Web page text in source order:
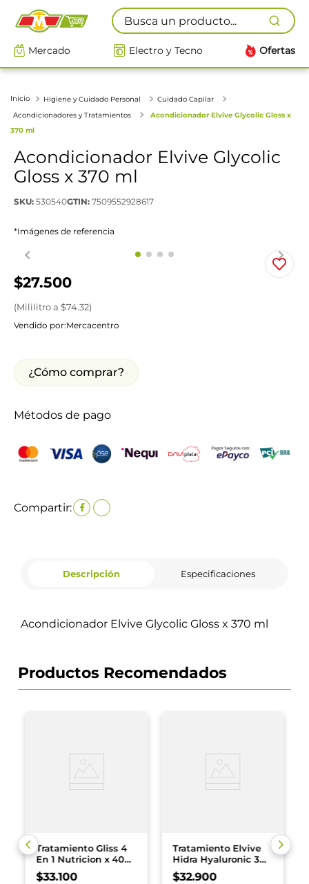
Busca un producto...
Mercado Electro y Tecno Ofertas
Higiene y Cuidado Personal
Cuidado Capilar
Acondicionadores y Tratamientos
Acondicionador Elvive Glycolic Gloss x
370 ml
Acondicionador Elvive Glycolic
Gloss x 370 ml
SKU: 530540GTIN: 7509552928617
*Imágenes de referencia
$27.500
(Mililitroa $74.32)
Vendido por:Mercacentro
¿Cómo comprar?
Métodos de pago
Compartir:
Descripción Especificaciones
Acondicionador Elvive Glycolic Gloss x 370 ml
Productos Recomendados
Tratamiento Gliss 4
En 1 Nutricion x 400
ml
$33.100
Tratamiento Elvive
Hidra Hyaluronic 3
en 1 x 500 ml
$32.900